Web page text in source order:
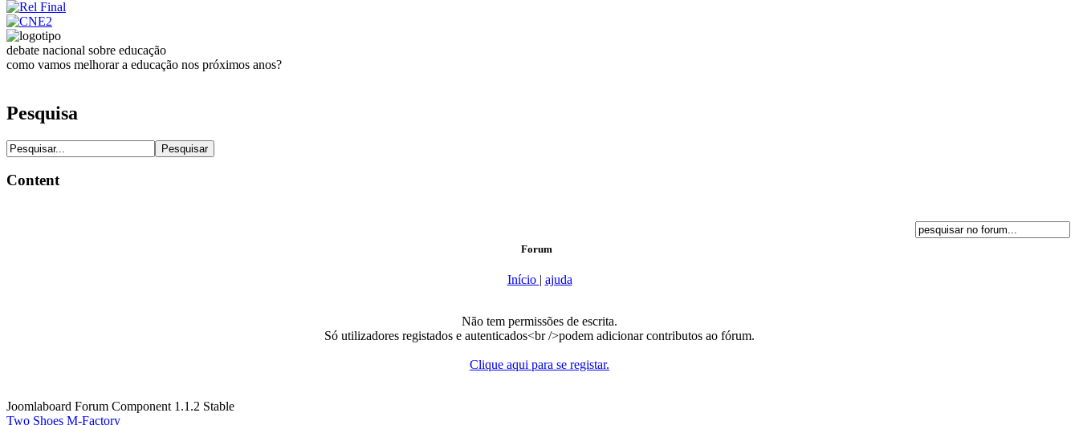
debate nacional sobre educação
como vamos melhorar a educação nos próximos anos?
Pesquisa
Content
Forum
Início | ajuda
Não tem permissões de escrita.
Só utilizadores registados e autenticados<br />podem adicionar contributos ao fórum.
Clique aqui para se registar.
Joomlaboard Forum Component 1.1.2 Stable
Two Shoes M-Factory